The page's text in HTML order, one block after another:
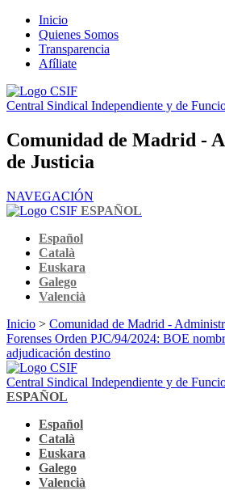
Inicio
Quienes Somos
Transparencia
Afíliate
Central Sindical Independiente y de
Comunidad de Madrid -
de Justicia
NAVEGACIÓN
ESPAÑOL
Español
Català
Euskara
Galego
Valencià
Inicio > Comunidad de Madrid -
Forenses Orden PJC/94/2024: BOE
adjudicación destino
Central Sindical Independiente y de
ESPAÑOL
Español
Català
Euskara
Galego
Valencià